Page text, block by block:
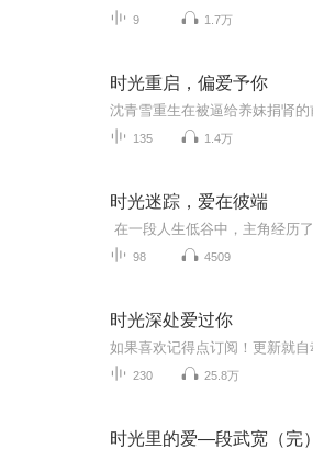
9 1.7万
时光重启，偏爱予你
135 1.4万
时光迷踪，爱在彼端
98 4509
时光深处爱过你
230 25.8万
时光里的爱—段武宽（完）